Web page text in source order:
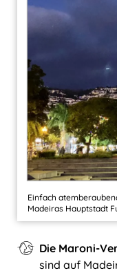
Einfach
Madeiras Hauptstadt
Die Maroni-
sind auf